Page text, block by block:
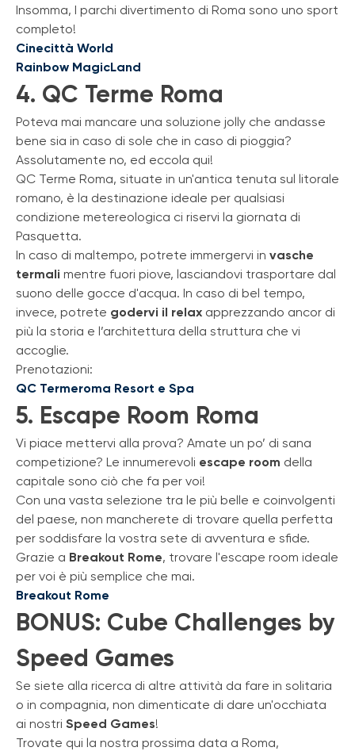
Insomma, I parchi divertimento di Roma sono uno sport
completo!
Cinecittà World
Rainbow MagicLand
4. QC Terme Roma
Poteva mai mancare una soluzione jolly che andasse
bene sia in caso di sole che in caso di pioggia?
Assolutamente no, ed eccola qui!
QC Terme Roma, situate in un'antica tenuta sul litorale
romano, è la destinazione ideale per qualsiasi
condizione metereologica ci riservi la giornata di
Pasquetta.
In caso di maltempo, potrete immergervi in vasche
termali mentre fuori piove, lasciandovi trasportare dal
suono delle gocce d'acqua. In caso di bel tempo,
invece, potrete godervi il relax apprezzando ancor di
più la storia e l’architettura della struttura che vi
accoglie.
Prenotazioni:
QC Termeroma Resort e Spa
5. Escape Room Roma
Vi piace mettervi alla prova? Amate un po’ di sana
competizione? Le innumerevoli escape room della
capitale sono ciò che fa per voi!
Con una vasta selezione tra le più belle e coinvolgenti
del paese, non mancherete di trovare quella perfetta
per soddisfare la vostra sete di avventura e sfide.
Grazie a Breakout Rome, trovare l'escape room ideale
per voi è più semplice che mai.
Breakout Rome
BONUS: Cube Challenges by
Speed Games
Se siete alla ricerca di altre attività da fare in solitaria
o in compagnia, non dimenticate di dare un'occhiata
ai nostri Speed Games!
Trovate qui la nostra prossima data a Roma,